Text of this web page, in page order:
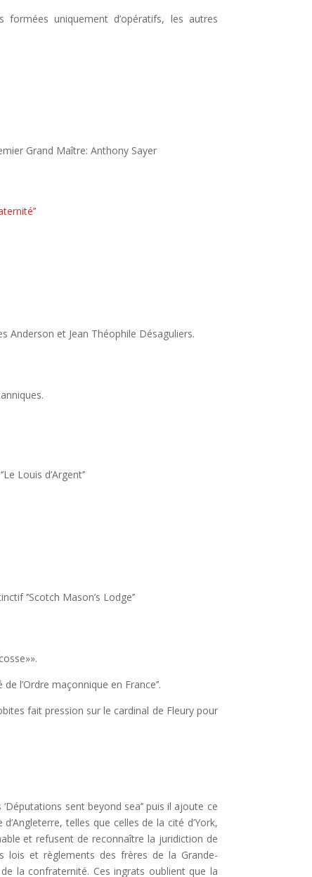
uniquement d’opératifs, les autres
Grand Maître: Anthony Sayer
Anderson et Jean Théophile Désaguliers.
Louis d’Argent’’
‘’Scotch Mason’s Lodge’’
l’Ordre maçonnique en France’’.
fait pression sur le cardinal de Fleury pour
sent beyond sea’’ puis il ajoute ce
telles que celles de la cité d’York,
et refusent de reconnaître la juridiction de
lois et règlements des frères de la Grande-
la confraternité. Ces ingrats oublient que la